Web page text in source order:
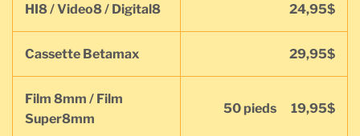
HI8 / Video8 / Digital8 24,95$
Cassette Betamax 29,95$
Film 8mm / Film
Super8mm
50 pieds 19,95$